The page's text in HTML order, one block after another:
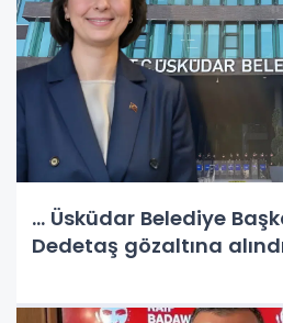
... Üsküdar Belediye
Dedetaş gözaltına